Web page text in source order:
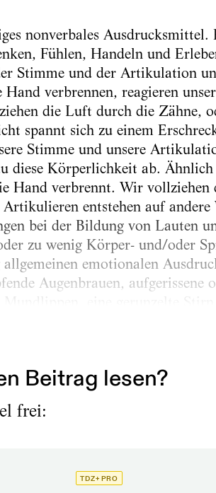
nonverbales Ausdrucksmittel.
Fühlen, Handeln und
Stimme und der Artikulation
verbrennen, reagieren
die Luft durch die Zähne,
spannt sich zu einem
Stimme und unsere
diese Körperlichkeit ab.
Hand verbrennt. Wir
entstehen auf andere
bei der Bildung von Lauten
zu wenig Körper- und/oder
emotionalen
Augenbrauen, aufgerissene
Beitrag lesen?
frei:
TDZ+ PRO